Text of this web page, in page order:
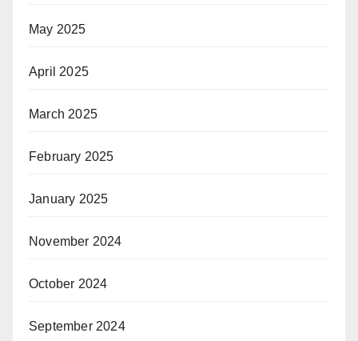
May 2025
April 2025
March 2025
February 2025
January 2025
November 2024
October 2024
September 2024